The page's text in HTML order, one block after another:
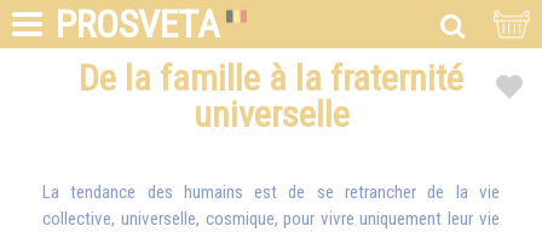
PROSVETA
De la famille à la fraternité
universelle
La tendance des humains est de se retrancher de la vie
collective, universelle, cosmique, pour vivre uniquement leur vie